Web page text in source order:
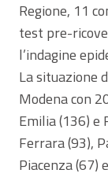
Regione, 11
test pre-
l’indagine
La situazione
Modena con
Emilia (136) e
Ferrara (93),
Piacenza (67)